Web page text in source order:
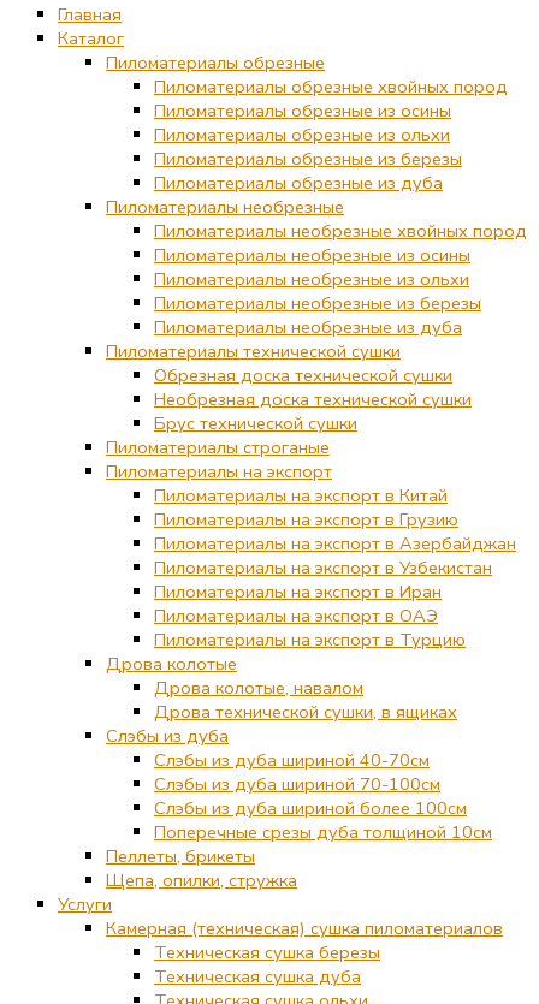
Главная
Каталог
Пиломатериалы обрезные
Пиломатериалы обрезные хвойных пород
Пиломатериалы обрезные из осины
Пиломатериалы обрезные из ольхи
Пиломатериалы обрезные из березы
Пиломатериалы обрезные из дуба
Пиломатериалы необрезные
Пиломатериалы необрезные хвойных пород
Пиломатериалы необрезные из осины
Пиломатериалы необрезные из ольхи
Пиломатериалы необрезные из березы
Пиломатериалы необрезные из дуба
Пиломатериалы технической сушки
Обрезная доска технической сушки
Необрезная доска технической сушки
Брус технической сушки
Пиломатериалы строганые
Пиломатериалы на экспорт
Пиломатериалы на экспорт в Китай
Пиломатериалы на экспорт в Грузию
Пиломатериалы на экспорт в Азербайджан
Пиломатериалы на экспорт в Узбекистан
Пиломатериалы на экспорт в Иран
Пиломатериалы на экспорт в ОАЭ
Пиломатериалы на экспорт в Турцию
Дрова колотые
Дрова колотые, навалом
Дрова технической сушки, в ящиках
Слэбы из дуба
Слэбы из дуба шириной 40-70см
Слэбы из дуба шириной 70-100см
Слэбы из дуба шириной более 100см
Поперечные срезы дуба толщиной 10см
Пеллеты, брикеты
Щепа, опилки, стружка
Услуги
Камерная (техническая) сушка пиломатериалов
Техническая сушка березы
Техническая сушка дуба